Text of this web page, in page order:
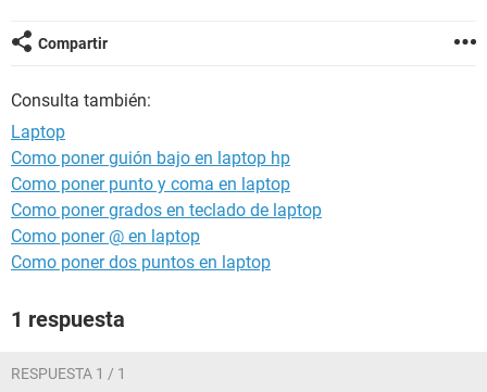
Compartir
Consulta también:
Laptop
Como poner guión bajo en laptop hp
Como poner punto y coma en laptop
Como poner grados en teclado de laptop
Como poner @ en laptop
Como poner dos puntos en laptop
1 respuesta
RESPUESTA 1 / 1